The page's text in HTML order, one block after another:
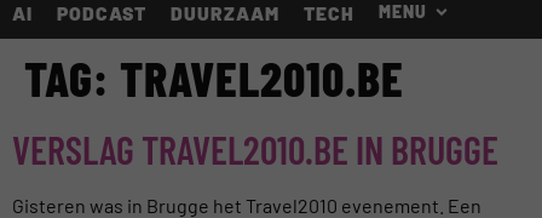
AI PODCAST DUURZAAM TECH
TAG: TRAVEL2010.BE
VERSLAG TRAVEL2010.BE IN BRUGGE
Gisteren was in Brugge het Travel2010 evenement. Een